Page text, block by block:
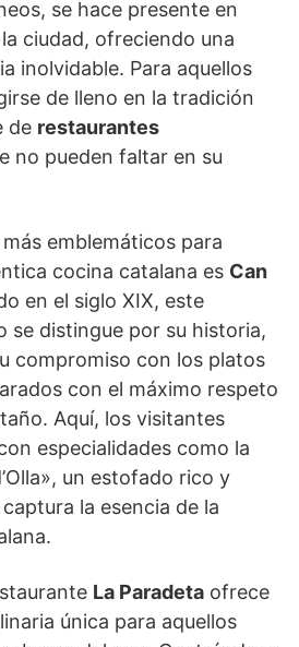
se hace presente en
ciudad, ofreciendo una
inolvidable. Para aquellos
de lleno en la tradición
de restaurantes
no pueden faltar en su
emblemáticos para
cocina catalana es Can
en el siglo XIX, este
se distingue por su historia,
compromiso con los platos
con el máximo respeto
Aquí, los visitantes
especialidades como la
un estofado rico y
la esencia de la
La Paradeta ofrece
única para aquellos